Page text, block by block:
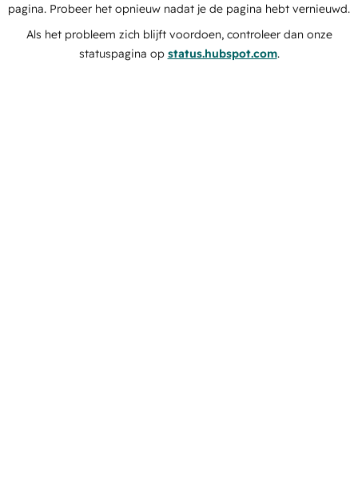
pagina. Probeer het opnieuw nadat je de pagina hebt vernieuwd.
Als het probleem zich blijft voordoen, controleer dan onze
statuspagina op status.hubspot.com.